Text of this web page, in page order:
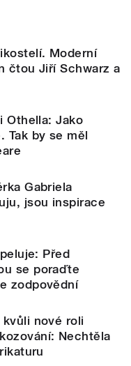
Moderní
čtou Jiří Schwarz a
Othella: Jako
Tak by se měl
Gabriela
jsou inspirace
Před
se poraďte
zodpovědní
nové roli
Nechtěla